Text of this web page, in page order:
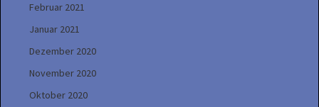
Februar 2021
Januar 2021
Dezember 2020
November 2020
Oktober 2020